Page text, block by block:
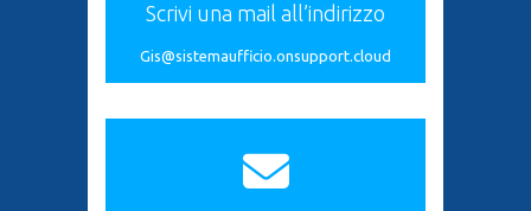
Scrivi una mail all’indirizzo
Gis@sistemaufficio.onsupport.cloud